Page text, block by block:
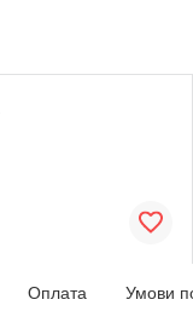
Оплата Умови